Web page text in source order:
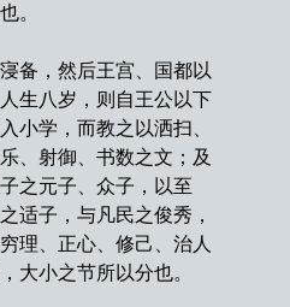
。
，然后王宫、国都以
生八岁，则自王公以下
小学，而教之以洒扫、
、射御、书数之文；及
之元子、众子，以至
适子，与凡民之俊秀，
理、正心、修己、治人
大小之节所以分也。